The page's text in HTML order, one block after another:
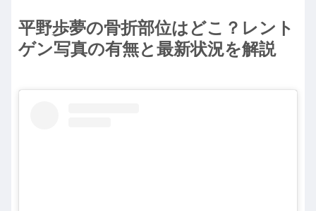
平野歩夢の骨折部位はどこ？レント
ゲン写真の有無と最新状況を解説